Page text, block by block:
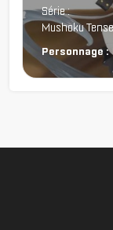
Série :
Mushoku
Personnage :